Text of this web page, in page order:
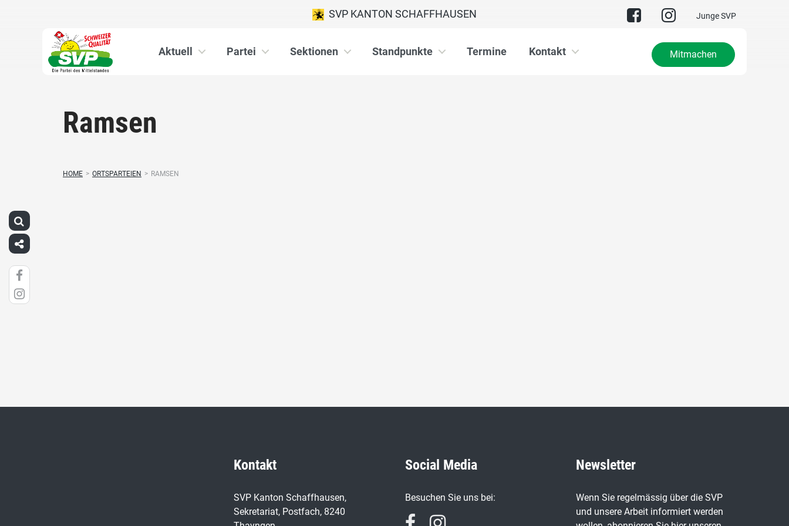
Junge SVP
SVP KANTON SCHAFFHAUSEN
Aktuell Partei Sektionen Standpunkte Termine Kontakt Mitmachen
Ramsen
HOME > ORTSPARTEIEN > RAMSEN
Kontakt
SVP Kanton Schaffhausen,
Sekretariat, Postfach, 8240
Social Media
Besuchen Sie uns bei:
Newsletter
Wenn Sie regelmässig über die SVP
und unsere Arbeit informiert werden